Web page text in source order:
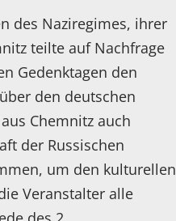
des Naziregimes, ihrer
teilte auf Nachfrage
Gedenktagen den
den deutschen
Chemnitz auch
der Russischen
um den kulturellen
Veranstalter alle